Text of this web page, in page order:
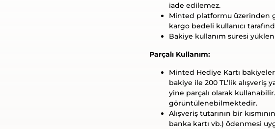
iade edilemez.
Minted platformu üzerinden
kargo bedeli kullanıcı
Bakiye kullanım süresi
Parçalı Kullanım:
Minted Hediye Kartı
bakiye ile 200 TL’lik alışveriş
yine parçalı olarak
görüntülenebilmektedir.
Alışveriş tutarının bir
banka kartı vb.) ödenmesi